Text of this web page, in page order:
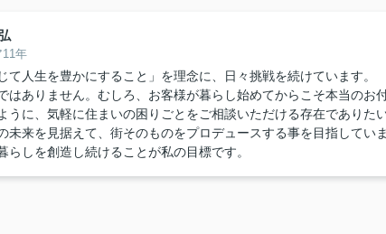
年
て人生を豊かにすること」を理念に、日々挑戦を続けています。
はありません。むしろ、お客様が暮らし始めてからこそ本当のお
うに、気軽に住まいの困りごとをご相談いただける存在でありた
未来を見据えて、街そのものをプロデュースする事を目指していま
らしを創造し続けることが私の目標です。